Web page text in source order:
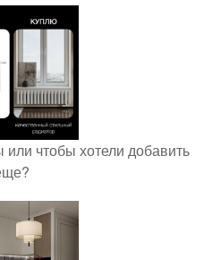
чтобы хотели добавить